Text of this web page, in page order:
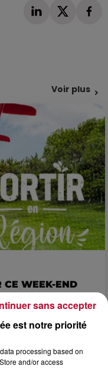
Voir plus
CE WEEK-END
petite sélection des
le coin. Que vous ayez
est notre priorité
processing based on
and/or access
sans accepter